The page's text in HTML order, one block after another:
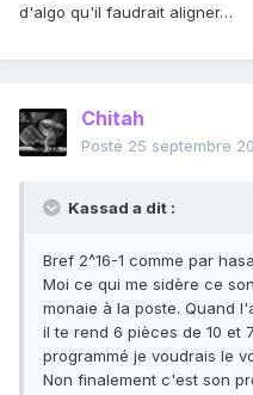
d'algo qu'il faudrait aligner…
Chitah
Posté 25 septembre
Kassad a dit :
Bref 2^16-1 comme par
Moi ce qui me sidère ce
monaie à la poste. Quand
il te rend 6 pièces de 10 et
programmé je voudrais le
Non finalement c'est son